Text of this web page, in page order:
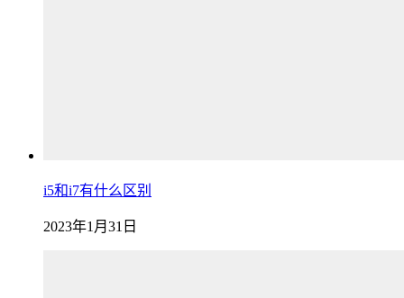
i5和i7有什么区别
2023年1月31日